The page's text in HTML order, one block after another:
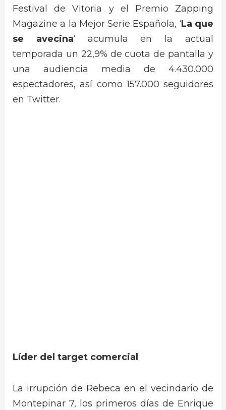
Festival de Vitoria y el Premio Zapping
Magazine a la Mejor Serie Española, ‘La que
se avecina‘ acumula en la actual
temporada un 22,9% de cuota de pantalla y
una audiencia media de 4.430.000
espectadores, así como 157.000 seguidores
en Twitter.
Líder del target comercial
La irrupción de Rebeca en el vecindario de
Montepinar 7, los primeros días de Enrique